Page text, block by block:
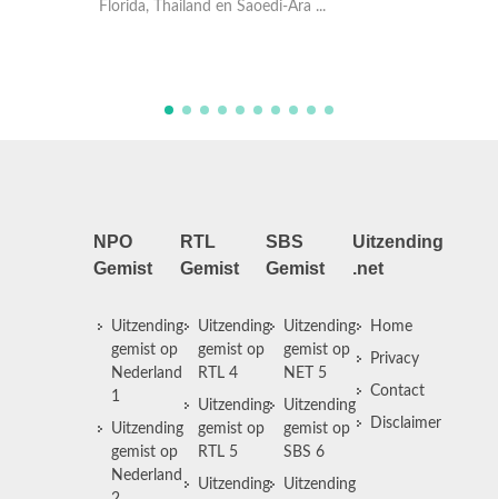
Florida, Thailand en Saoedi-Ara ...
NPO
Gemist
Uitzending
gemist op
Nederland
1
Uitzending
gemist op
Nederland
RTL
Gemist
Uitzending
gemist op
RTL 4
Uitzending
gemist op
RTL 5
Uitzending
SBS
Gemist
Uitzending
gemist op
NET 5
Uitzending
gemist op
SBS 6
Uitzending
Uitzending
.net
Home
Privacy
Contact
Disclaimer